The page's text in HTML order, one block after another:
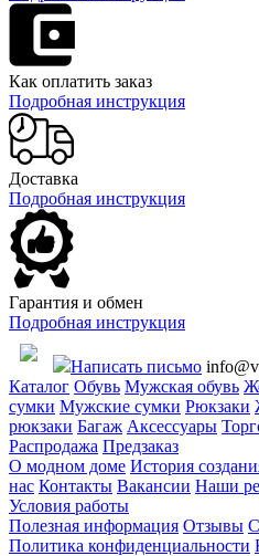
Как оплатить заказ
Подробная инструкция
Доставка
Подробная инструкция
Гарантия и обмен
Подробная инструкция
Написать письмо
Каталог Обувь Мужская обувь
сумки Мужские сумки Рюкзаки
рюкзаки Багаж Аксессуары
Распродажа Предзаказ
О модном доме История
нас Контакты Вакансии Наши
Условия работы
Полезная информация Отзывы
Политика конфиденциальности